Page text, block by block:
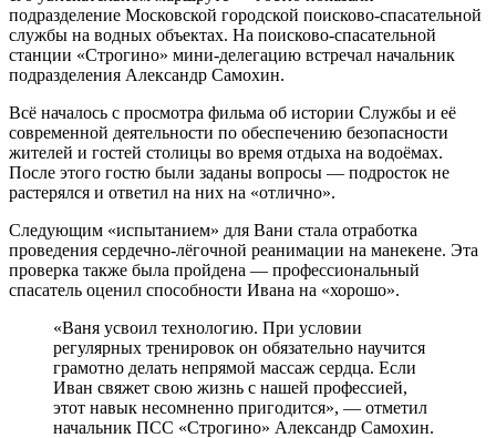
подразделение Московской городской поисково-спасательной
службы на водных объектах. На поисково-спасательной
станции «Строгино» мини-делегацию встречал начальник
подразделения Александр Самохин.
Всё началось с просмотра фильма об истории Службы и её
современной деятельности по обеспечению безопасности
жителей и гостей столицы во время отдыха на водоёмах.
После этого гостю были заданы вопросы — подросток не
растерялся и ответил на них на «отлично».
Следующим «испытанием» для Вани стала отработка
проведения сердечно-лёгочной реанимации на манекене. Эта
проверка также была пройдена — профессиональный
спасатель оценил способности Ивана на «хорошо».
«Ваня усвоил технологию. При условии
регулярных тренировок он обязательно научится
грамотно делать непрямой массаж сердца. Если
Иван свяжет свою жизнь с нашей профессией,
этот навык несомненно пригодится», — отметил
начальник ПСС «Строгино» Александр Самохин.